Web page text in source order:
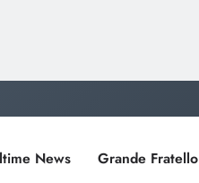
News Grande Fratello